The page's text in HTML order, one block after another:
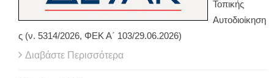
Τοπικής
Αυτοδιοίκηση
ς (ν. 5314/2026, ΦΕΚ Α΄ 103/29.06.2026)
Διαβάστε Περισσότερα